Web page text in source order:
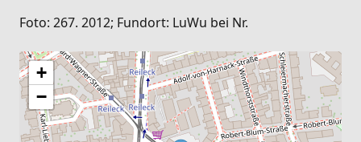
Foto: 267. 2012; Fundort: LuWu bei Nr.
+
−